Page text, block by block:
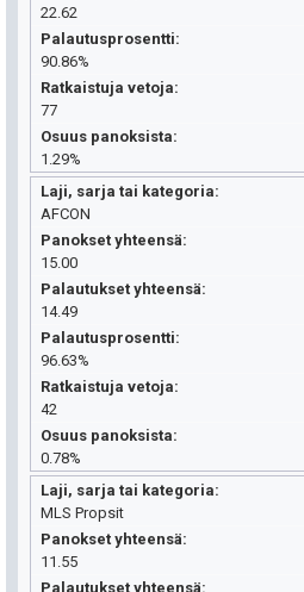
22.62
Palautusprosentti
90.86%
Ratkaistuja vetoja
77
Osuus panoksista
1.29%
Laji, sarja tai kategoria
AFCON
Panokset yhteensä
15.00
Palautukset yhteensä
14.49
Palautusprosentti
96.63%
Ratkaistuja vetoja
42
Osuus panoksista
0.78%
Laji, sarja tai kategoria
MLS Propsit
Panokset yhteensä
11.55
Palautukset yhteensä